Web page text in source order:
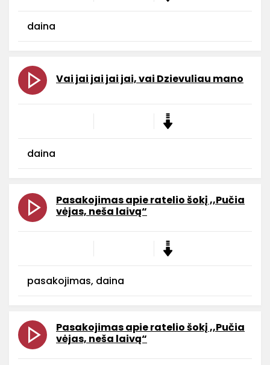
daina
Vai jai jai jai jai, vai Dzievuliau mano
daina
Pasakojimas apie ratelio šokį ,,Pučia
vėjas, neša laivą“
pasakojimas, daina
Pasakojimas apie ratelio šokį ,,Pučia
vėjas, neša laivą“